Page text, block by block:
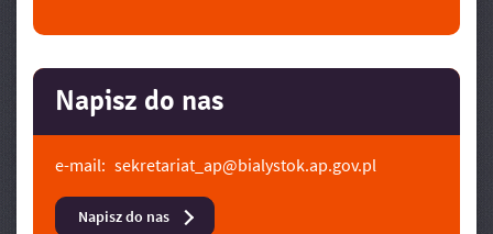
Napisz do nas
e-mail: sekretariat_ap@bialystok.ap.gov.pl
Napisz do nas